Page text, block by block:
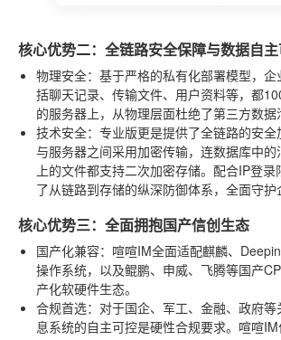
核心优势二：全链路安全保障与数据自
物理安全：基于严格的私有化部署模型，
括聊天记录、传输文件、用户资料等，都
的服务器上，从物理层面杜绝了第三方数据
技术安全：专业版更是提供了全链路的安
与服务器之间采用加密传输，连数据库中
上的文件都支持二次加密存储。配合IP登
了从链路到存储的纵深防御体系，全面守护
核心优势三：全面拥抱国产信创生态
国产化兼容：喧喧IM全面适配麒麟、
操作系统，以及鲲鹏、申威、飞腾等国产
产化软硬件生态。
合规首选：对于国企、军工、金融、政府
息系统的自主可控是硬性合规要求。喧喧